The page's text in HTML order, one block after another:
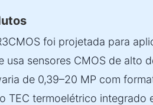
foi projetada para
usa sensores CMOS de alto
de 0,39–20 MP com
TEC termoelétrico integrado